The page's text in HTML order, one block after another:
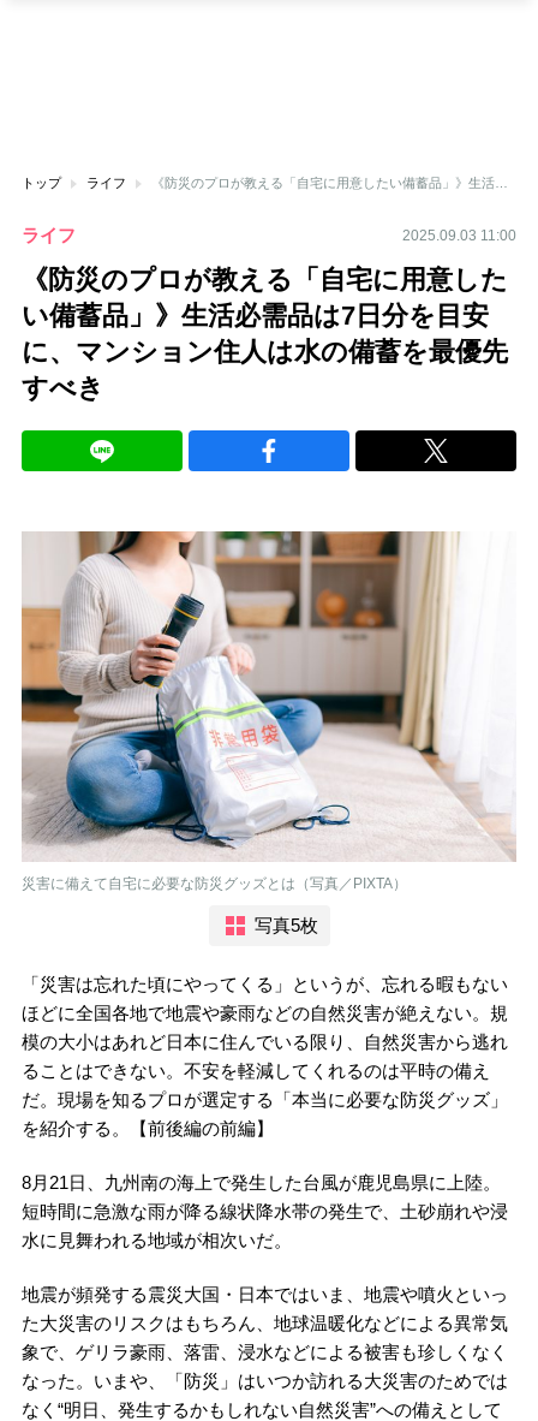
トップ ライフ 《防災のプロが教える「自宅に用意したい備蓄品」》生活必需品は7日分を目安に、マンション住人は水の備蓄を最優先すべき
ライフ 2025.09.03 11:00
《防災のプロが教える「自宅に用意した
い備蓄品」》生活必需品は7日分を目安
に、マンション住人は水の備蓄を最優先
すべき
災害に備えて自宅に必要な防災グッズとは（写真／PIXTA）
写真5枚
「災害は忘れた頃にやってくる」というが、忘れる暇もない
ほどに全国各地で地震や豪雨などの自然災害が絶えない。規
模の大小はあれど日本に住んでいる限り、自然災害から逃れ
ることはできない。不安を軽減してくれるのは平時の備え
だ。現場を知るプロが選定する「本当に必要な防災グッズ」
を紹介する。【前後編の前編】
8月21日、九州南の海上で発生した台風が鹿児島県に上陸。
短時間に急激な雨が降る線状降水帯の発生で、土砂崩れや浸
水に見舞われる地域が相次いだ。
地震が頻発する震災大国・日本ではいま、地震や噴火といっ
た大災害のリスクはもちろん、地球温暖化などによる異常気
象で、ゲリラ豪雨、落雷、浸水などによる被害も珍しくなく
なった。いまや、「防災」はいつか訪れる大災害のためでは
なく“明日、発生するかもしれない自然災害”への備えとして